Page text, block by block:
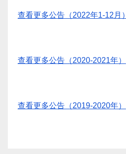
查看更多公告（2022年1-12月）
查看更多公告（2020-2021年）
查看更多公告（2019-2020年）